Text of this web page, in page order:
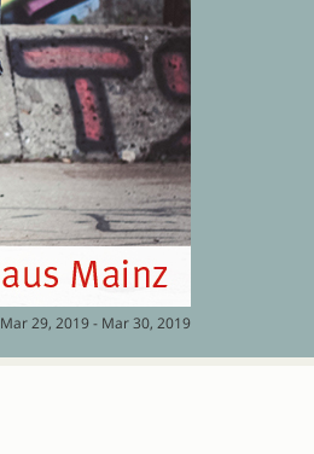
Mar 29, 2019 - Mar 30, 2019